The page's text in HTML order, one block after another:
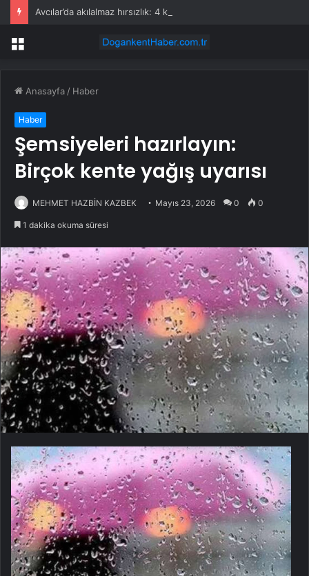
Menü
Anasayfa / Haber
Haber
Şemsiyeleri hazırlayın:
Birçok kente yağış uyarısı
MEHMET HAZBİN KAZBEK Mayıs 23, 2026 0 0
1 dakika okuma süresi